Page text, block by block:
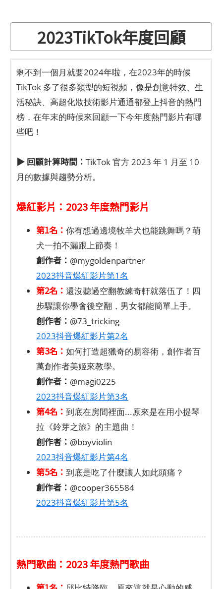
2023TikTok年度回顧
剩不到一個月就要2024年啦，在2023年的時候
TikTok 多了很多類型的短視頻，像是創意特效、生
活秘訣、高超化妝技術影片通通都登上抖音的熱門
榜，在年末的時候來回顧一下今年度熱門影片有哪
些吧！
▶ 回顧計算時間： TikTok 官方 2023 年 1 月至 10
月的數據與趨勢分析。
爆紅影片：2023 年度熱門影片
第1名： 你有想過邊境牧羊犬也能跳舞嗎？萌
犬一拍不漏跟上節奏！
創作者： @mygoldenpartner
2023抖音爆紅影片第1名
第2名： 還沒聽過空翻教練奇軒就落伍了！四
步驟讓你學會後空翻，男女都能簡單上手。
創作者： @73_tricking
2023抖音爆紅影片第2名
第3名： 如何打造超獵奇的易容術，創作者百
萬創作者美姬來教學。
創作者： @magi0225
2023抖音爆紅影片第3名
第4名： 到底在房間裡面...原來是在用小提琴
拉《鈴芽之旅》的主題曲！
創作者： @boyviolin
2023抖音爆紅影片第4名
第5名： 到底是吃了什麼讓人如此頭痛？
創作者： @cooper365584
2023抖音爆紅影片第5名
熱門歌曲：2023 年度熱門歌曲